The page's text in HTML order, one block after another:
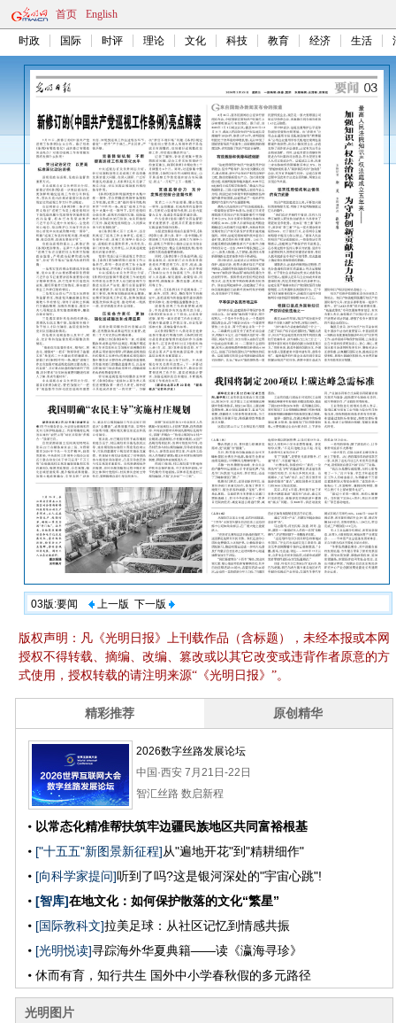
首页 English
时政 国际 时评 理论 文化 科技 教育 经济 生活
03版:要闻 上一版 下一版
版权声明：凡《光明日报》上刊载作品（含标题），未经本报或本网
授权不得转载、摘编、改编、篡改或以其它改变或违背作者原意的方
式使用，授权转载的请注明来源“《光明日报》”。